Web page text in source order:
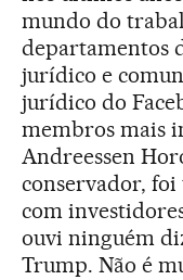
mundo do
departamentos
jurídico e
jurídico do
membros mais
Andreessen
conservador,
com
ouvi ninguém
Trump. Não é